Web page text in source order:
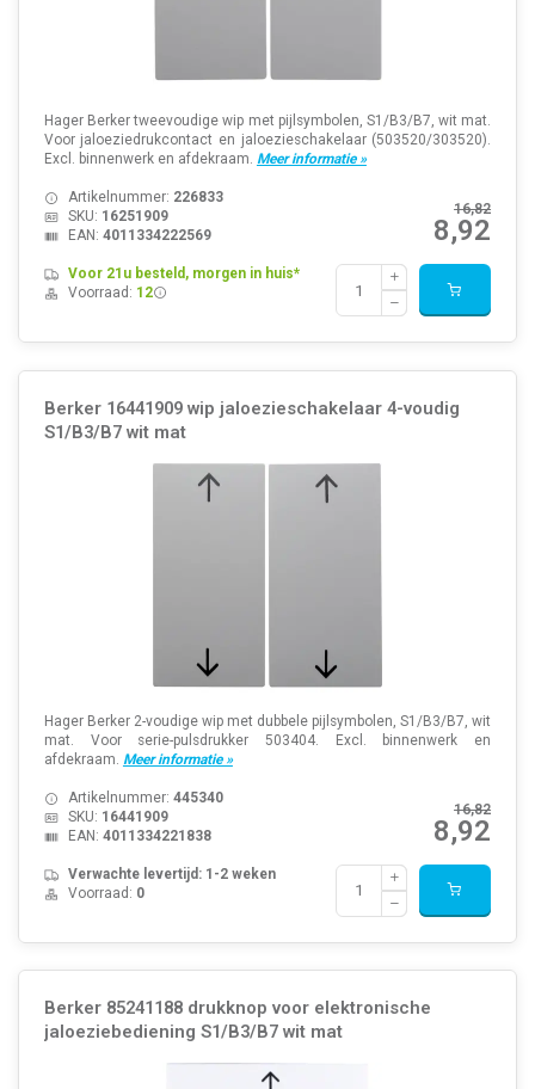
Hager Berker tweevoudige wip met pijlsymbolen, S1/B3/B7, wit mat.
Voor jaloeziedrukcontact en jaloezieschakelaar (503520/303520).
Excl. binnenwerk en afdekraam. Meer informatie »
16,82
8,92
Artikelnummer: 226833
SKU: 16251909
EAN: 4011334222569
Voor 21u besteld, morgen in huis*
Voorraad: 12
Berker 16441909 wip jaloezieschakelaar 4-voudig
S1/B3/B7 wit mat
Hager Berker 2-voudige wip met dubbele pijlsymbolen, S1/B3/B7, wit
mat. Voor serie-pulsdrukker 503404. Excl. binnenwerk en
afdekraam. Meer informatie »
16,82
8,92
Artikelnummer: 445340
SKU: 16441909
EAN: 4011334221838
Verwachte levertijd: 1-2 weken
Voorraad: 0
Berker 85241188 drukknop voor elektronische
jaloeziebediening S1/B3/B7 wit mat